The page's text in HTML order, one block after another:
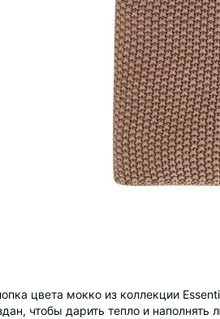
цвета мокко из коллекции
чтобы дарить тепло и